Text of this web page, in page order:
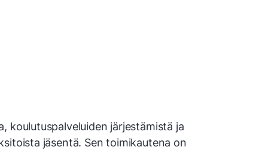
koulutuspalveluiden järjestämistä ja
jäsentä. Sen toimikautena on